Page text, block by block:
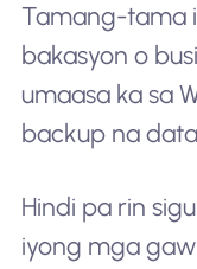
Tamang-tama
bakasyon o
umaasa ka sa
backup na
Hindi pa rin
iyong mga